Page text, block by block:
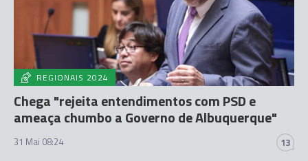
REGIONAIS 2024
Chega "rejeita entendimentos com PSD e
ameaça chumbo a Governo de Albuquerque"
31 Mai 08:24 13